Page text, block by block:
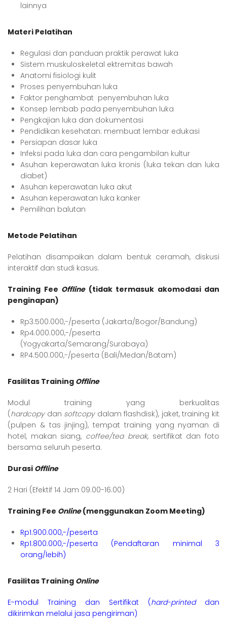
lainnya
Materi Pelatihan
Regulasi dan panduan praktik perawat luka
Sistem muskuloskeletal ektremitas bawah
Anatomi fisiologi kulit
Proses penyembuhan luka
Faktor penghambat penyembuhan luka
Konsep lembab pada penyembuhan luka
Pengkajian luka dan dokumentasi
Pendidikan kesehatan: membuat lembar edukasi
Persiapan dasar luka
Infeksi pada luka dan cara pengambilan kultur
Asuhan keperawatan luka kronis (luka tekan dan luka
diabet)
Asuhan keperawatan luka akut
Asuhan keperawatan luka kanker
Pemilihan balutan
Metode Pelatihan
Pelatihan disampaikan dalam bentuk ceramah, diskusi
interaktif dan studi kasus.
Training Fee Offline (tidak termasuk akomodasi dan
penginapan)
Rp3.500.000,-/peserta (Jakarta/Bogor/Bandung)
Rp4.000.000,-/peserta
(Yogyakarta/Semarang/Surabaya)
RP4.500.000,-/peserta (Bali/Medan/Batam)
Fasilitas Training Offline
Modul training yang berkualitas
(hardcopydan softcopy dalam flashdisk), jaket, training kit
(pulpen & tas jinjing), tempat training yang nyaman di
hotel, makan siang, coffee/tea break, sertifikat dan foto
bersama seluruh peserta.
Durasi Offline
2 Hari (Efektif 14 Jam 09.00-16.00)
Training Fee Online(menggunakan Zoom Meeting)
Rp1.900.000,-/peserta
Rp1.800.000,-/peserta (Pendaftaran minimal 3
orang/lebih)
Fasilitas Training Online
E-modul Training dan Sertifikat (hard-printeddan
dikirimkan melalui jasa pengiriman)